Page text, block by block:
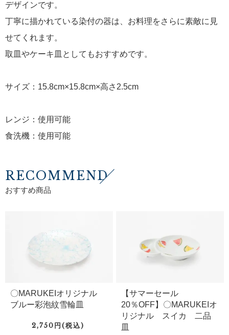
デザインです。
丁寧に描かれている染付の器は、お料理をさらに素敵に見
せてくれます。
取皿やケーキ皿としてもおすすめです。
サイズ：15.8cm×15.8cm×高さ2.5cm
レンジ：使用可能
食洗機：使用可能
RECOMMEND
おすすめ商品
〇MARUKEIオリジナル
ブルー彩泡紋雪輪皿
2,750円(税込)
【サマーセール
20％OFF】〇MARUKEIオ
リジナル スイカ 二品